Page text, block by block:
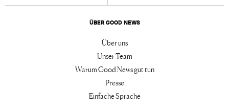
ÜBER GOOD NEWS
Über uns
Unser Team
Warum Good News gut tun
Presse
Einfache Sprache